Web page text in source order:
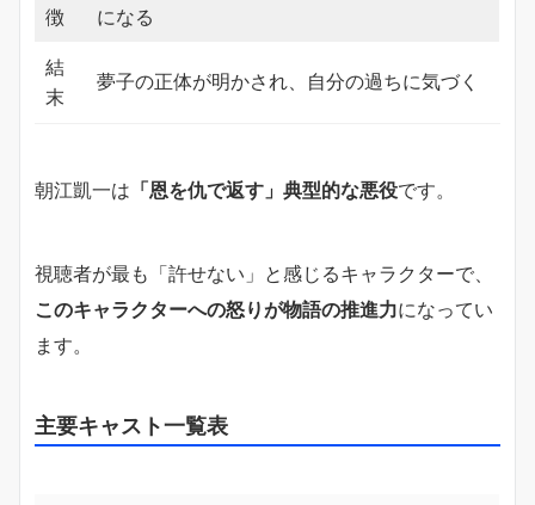
徴
になる
結
末
夢子の正体が明かされ、自分の過ちに気づく
朝江凱一は 「恩を仇で返す」典型的な悪役です。
視聴者が最も「許せない」と感じるキャラクターで、
このキャラクターへの怒りが物語の推進力になってい
ます。
主要キャスト一覧表